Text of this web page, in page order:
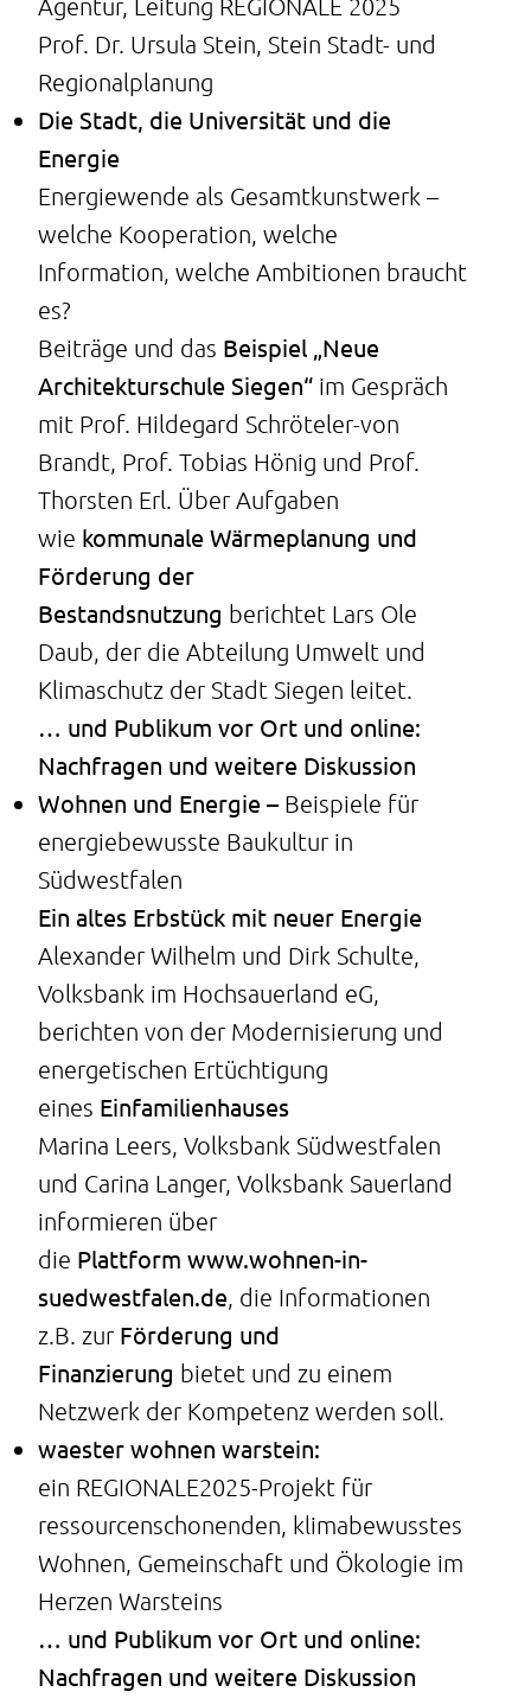
Agentur, Leitung REGIONALE 2025
Prof. Dr. Ursula Stein, Stein Stadt- und
Regionalplanung
Die Stadt, die Universität und die
Energie
Energiewende als Gesamtkunstwerk –
welche Kooperation, welche
Information, welche Ambitionen braucht
es?
Beiträge und das Beispiel „Neue
Architekturschule Siegen“ im Gespräch
mit Prof. Hildegard Schröteler-von
Brandt, Prof. Tobias Hönig und Prof.
Thorsten Erl. Über Aufgaben
wie kommunale Wärmeplanung und
Förderung der
Bestandsnutzung berichtet Lars Ole
Daub, der die Abteilung Umwelt und
Klimaschutz der Stadt Siegen leitet.
… und Publikum vor Ort und online:
Nachfragen und weitere Diskussion
Wohnen und Energie – Beispiele für
energiebewusste Baukultur in
Südwestfalen
Ein altes Erbstück mit neuer Energie
Alexander Wilhelm und Dirk Schulte,
Volksbank im Hochsauerland eG,
berichten von der Modernisierung und
energetischen Ertüchtigung
eines Einfamilienhauses
Marina Leers, Volksbank Südwestfalen
und Carina Langer, Volksbank Sauerland
informieren über
die Plattform www.wohnen-in-
suedwestfalen.de, die Informationen
z.B. zur Förderung und
Finanzierung bietet und zu einem
Netzwerk der Kompetenz werden soll.
waester wohnen warstein:
ein REGIONALE2025-Projekt für
ressourcenschonenden, klimabewusstes
Wohnen, Gemeinschaft und Ökologie im
Herzen Warsteins​​​​​​​
… und Publikum vor Ort und online:
Nachfragen und weitere Diskussion